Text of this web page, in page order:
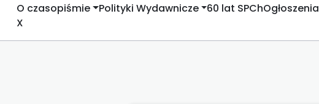
O czasopiśmie Polityki Wydawnicze 60 lat SPChOgłoszenia
X